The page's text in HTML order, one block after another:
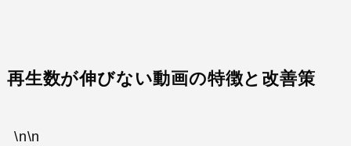
再生数が伸びない動画の特徴と改善策
\n\n